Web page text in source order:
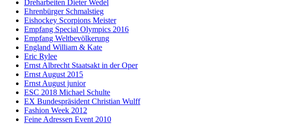
Dreharbeiten Dieter Wedel
Ehrenbürger Schmalstieg
Eishockey Scorpions Meister
Empfang Special Olympics 2016
Empfang Weltbevölkerung
England William & Kate
Eric Rylee
Ernst Albrecht Staatsakt in der Oper
Ernst August 2015
Ernst August junior
ESC 2018 Michael Schulte
EX Bundespräsident Christian Wulff
Fashion Week 2012
Feine Adressen Event 2010